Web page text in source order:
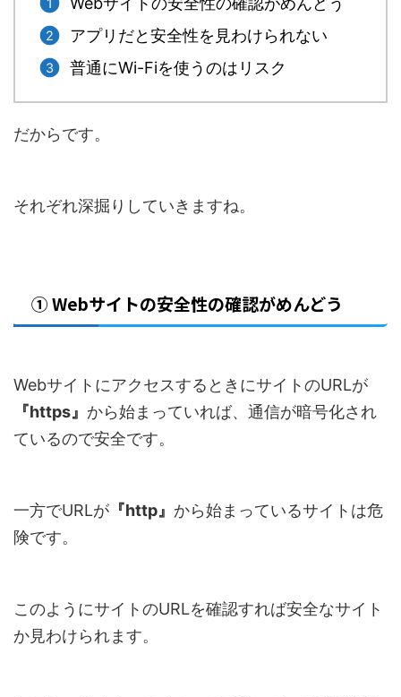
アプリだと安全性を見わけられない
普通にWi-Fiを使うのはリスク
だからです。
それぞれ深掘りしていきますね。
① Webサイトの安全性の確認がめんどう
WebサイトにアクセスするときにサイトのURLが
『https』 から始まっていれば、通信が暗号化され
ているので安全です。
一方でURLが 『http』 から始まっているサイトは危
険です。
このようにサイトのURLを確認すれば安全なサイト
か見わけられます。